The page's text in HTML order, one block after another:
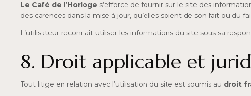
Le Café de l’Horloge s’efforce de fournir sur le site des
des carences dans la mise à jour, qu’elles soient de son fait ou du
L’utilisateur reconnaît utiliser les informations du site sous sa
8. Droit applicable et
Tout litige en relation avec l’utilisation du site est soumis au droit